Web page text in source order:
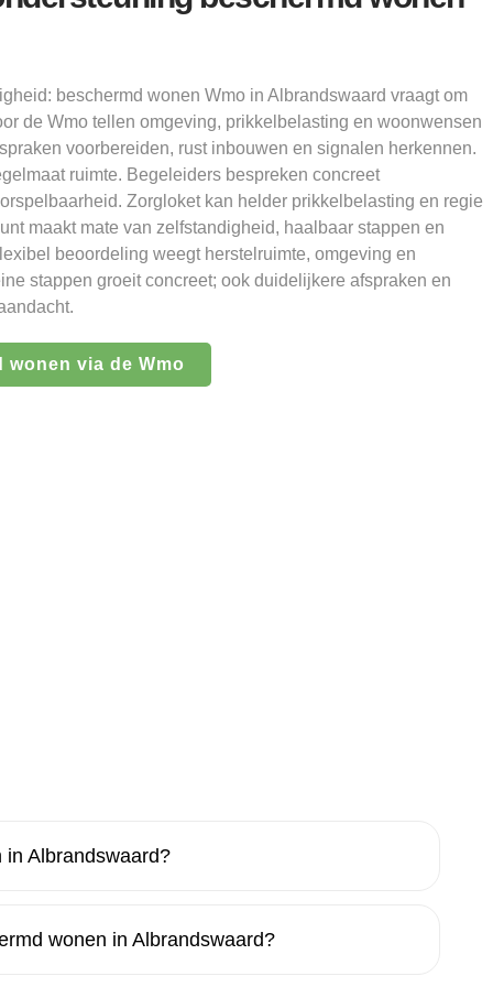
beschermd wonen Wmo in Albrandswaard vraagt om
de Wmo tellen omgeving, prikkelbelasting en woonwensen
voorbereiden, rust inbouwen en signalen herkennen.
ruimte. Begeleiders bespreken concreet
Zorgloket kan helder prikkelbelasting en regie
maakt mate van zelfstandigheid, haalbaar stappen en
beoordeling weegt herstelruimte, omgeving en
stappen groeit concreet; ook duidelijkere afspraken en
wonen via de Wmo
in Albrandswaard?
wonen in Albrandswaard?